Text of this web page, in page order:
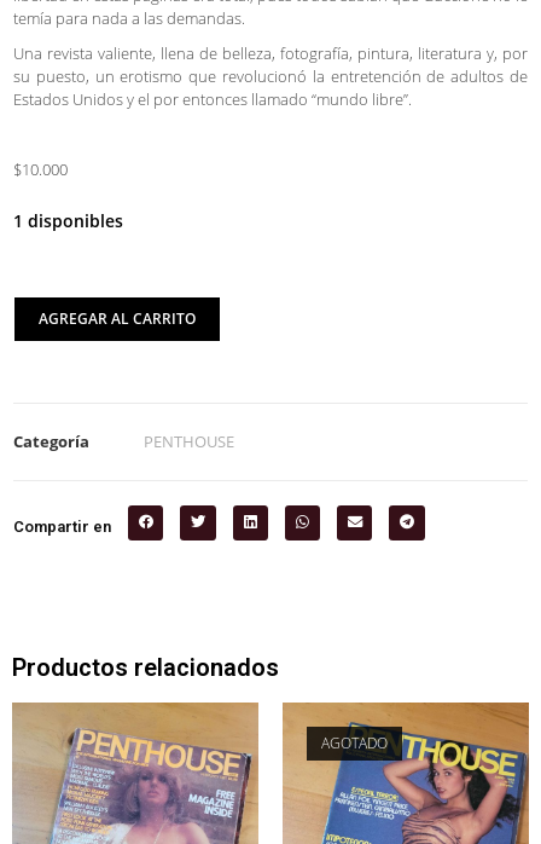
temía para nada a las demandas.
Una revista valiente, llena de belleza, fotografía, pintura, literatura y, por
su puesto, un erotismo que revolucionó la entretención de adultos de
Estados Unidos y el por entonces llamado “mundo libre”.
$10.000
1 disponibles
AGREGAR AL CARRITO
Categoría PENTHOUSE
Compartir en
Productos relacionados
AGOTADO